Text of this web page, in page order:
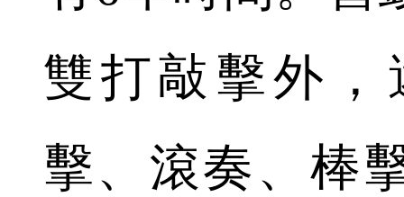
雙打敲擊外
擊、滾奏、棒